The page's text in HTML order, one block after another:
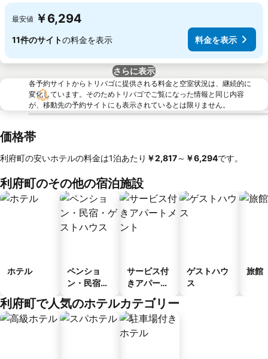
最安値 ￥6,294
11件のサイトの料金を表示 料金を表示
さらに表示
各予約サイトからトリバゴに提供される料金と空室状況は、継続的に
変化しています。そのためトリバゴでご覧になった情報と同じ内容
が、移動先の予約サイトにも表示されているとは限りません。
価格帯
利府町の安いホテルの料金は1泊あたり ‎￥2,817～ ‎￥6,294です。
利府町のその他の宿泊施設
ホテル
ペンショ
ン・民宿・
ス
サービス付
きアパート
ゲストハウ
ス
旅館
利府町で人気のホテルカテゴリー